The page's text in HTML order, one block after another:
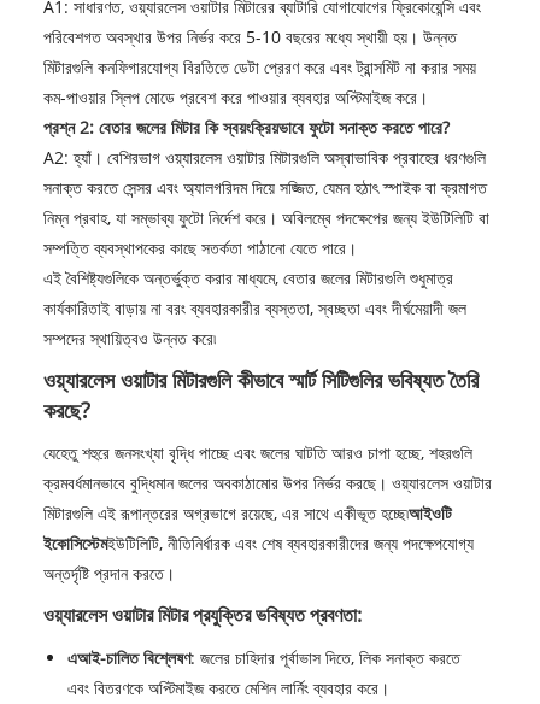
A1: সাধারণত, ওয়্যারলেস ওয়াটার মিটারের ব্যাটারি যোগাযোগের ফ্রিকোয়েন্সি এবং
পরিবেশগত অবস্থার উপর নির্ভর করে 5-10 বছরের মধ্যে স্থায়ী হয়। উন্নত
মিটারগুলি কনফিগারযোগ্য বিরতিতে ডেটা প্রেরণ করে এবং ট্রান্সমিট না করার সময়
কম-পাওয়ার স্লিপ মোডে প্রবেশ করে পাওয়ার ব্যবহার অপ্টিমাইজ করে।
প্রশ্ন 2: বেতার জলের মিটার কি স্বয়ংক্রিয়ভাবে ফুটো সনাক্ত করতে পারে?
A2: হ্যাঁ। বেশিরভাগ ওয়্যারলেস ওয়াটার মিটারগুলি অস্বাভাবিক প্রবাহের ধরণগুলি
সনাক্ত করতে সেন্সর এবং অ্যালগরিদম দিয়ে সজ্জিত, যেমন হঠাৎ স্পাইক বা ক্রমাগত
নিম্ন প্রবাহ, যা সম্ভাব্য ফুটো নির্দেশ করে। অবিলম্বে পদক্ষেপের জন্য ইউটিলিটি বা
সম্পত্তি ব্যবস্থাপকের কাছে সতর্কতা পাঠানো যেতে পারে।
এই বৈশিষ্ট্যগুলিকে অন্তর্ভুক্ত করার মাধ্যমে, বেতার জলের মিটারগুলি শুধুমাত্র
কার্যকারিতাই বাড়ায় না বরং ব্যবহারকারীর ব্যস্ততা, স্বচ্ছতা এবং দীর্ঘমেয়াদী জল
সম্পদের স্থায়িত্বও উন্নত করে৷
ওয়্যারলেস ওয়াটার মিটারগুলি কীভাবে স্মার্ট সিটিগুলির ভবিষ্যত তৈরি
করছে?
যেহেতু শহুরে জনসংখ্যা বৃদ্ধি পাচ্ছে এবং জলের ঘাটতি আরও চাপা হচ্ছে, শহরগুলি
ক্রমবর্ধমানভাবে বুদ্ধিমান জলের অবকাঠামোর উপর নির্ভর করছে। ওয়্যারলেস ওয়াটার
মিটারগুলি এই রূপান্তরের অগ্রভাগে রয়েছে, এর সাথে একীভূত হচ্ছে৷আইওটি
ইকোসিস্টেমইউটিলিটি, নীতিনির্ধারক এবং শেষ ব্যবহারকারীদের জন্য পদক্ষেপযোগ্য
অন্তর্দৃষ্টি প্রদান করতে।
ওয়্যারলেস ওয়াটার মিটার প্রযুক্তির ভবিষ্যত প্রবণতা:
এআই-চালিত বিশ্লেষণ: জলের চাহিদার পূর্বাভাস দিতে, লিক সনাক্ত করতে
এবং বিতরণকে অপ্টিমাইজ করতে মেশিন লার্নিং ব্যবহার করে।